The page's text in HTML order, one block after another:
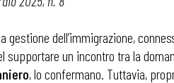
gestione dell’immigrazione,
un incontro tra la
, lo confermano. Tuttavia,